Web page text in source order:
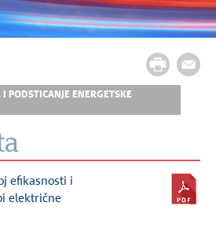
PODSTICANJE ENERGETSKE
efikasnosti i
električne